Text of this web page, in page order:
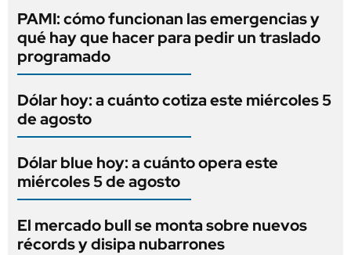
PAMI: cómo funcionan las emergencias y
qué hay que hacer para pedir un traslado
programado
Dólar hoy: a cuánto cotiza este miércoles 5
de agosto
Dólar blue hoy: a cuánto opera este
miércoles 5 de agosto
El mercado bull se monta sobre nuevos
récords y disipa nubarrones